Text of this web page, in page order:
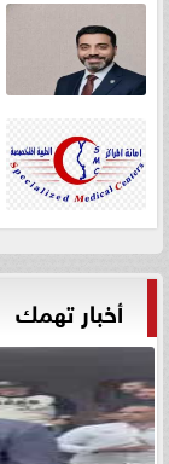
أخبار تهمك